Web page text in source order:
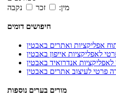
מין:
זכר נקבה
חיפושים דומים
אפליקציות ואתרים באבטין
לאפליקציות אייפון באבטין
אנדרואיד באבטין
פרטי לעיצוב אתרים באבטין
מורים בערים נוספות